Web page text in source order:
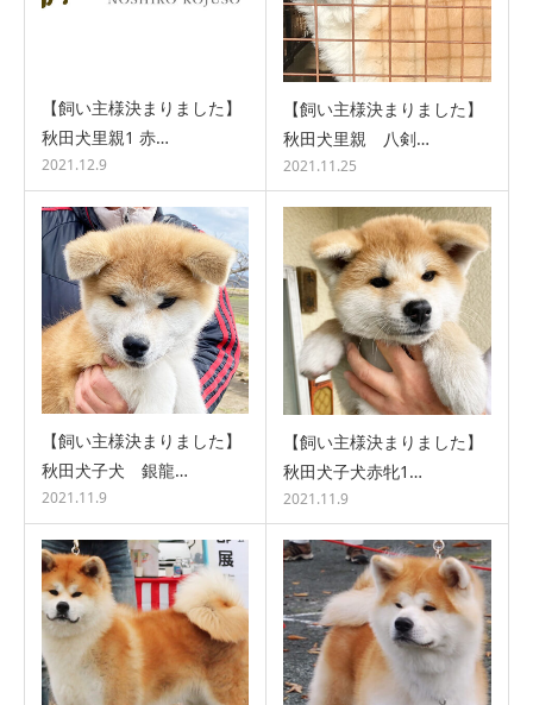
【飼い主様決まりました】
秋田犬里親1 赤…
2021.12.9
【飼い主様決まりました】
秋田犬里親 八剣…
2021.11.25
【飼い主様決まりました】
秋田犬子犬 銀龍…
2021.11.9
【飼い主様決まりました】
秋田犬子犬赤牝1…
2021.11.9